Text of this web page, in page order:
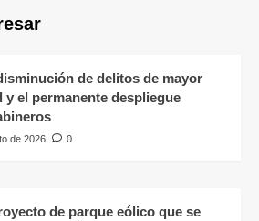
de delitos de mayor
el permanente despliegue
de 2026 0
de parque eólico que se